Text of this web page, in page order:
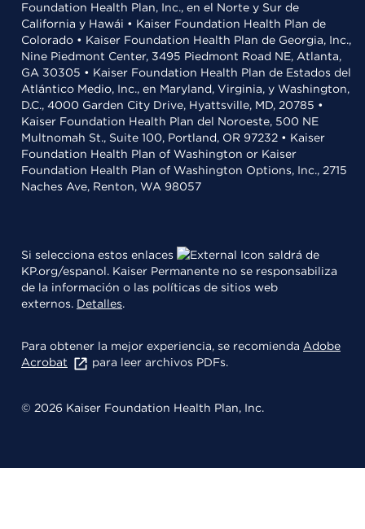
Foundation Health Plan, Inc., en el Norte y Sur de
California y Hawái • Kaiser Foundation Health Plan de
Colorado • Kaiser Foundation Health Plan de Georgia, Inc.,
Nine Piedmont Center, 3495 Piedmont Road NE, Atlanta,
GA 30305 • Kaiser Foundation Health Plan de Estados del
Atlántico Medio, Inc., en Maryland, Virginia, y Washington,
D.C., 4000 Garden City Drive, Hyattsville, MD, 20785 •
Kaiser Foundation Health Plan del Noroeste, 500 NE
Multnomah St., Suite 100, Portland, OR 97232 • Kaiser
Foundation Health Plan of Washington or Kaiser
Foundation Health Plan of Washington Options, Inc., 2715
Naches Ave, Renton, WA 98057
Si selecciona estos enlaces
saldrá de
KP.org/espanol. Kaiser Permanente no se responsabiliza
de la información o las políticas de sitios web
externos. Detalles.
Para obtener la mejor experiencia, se recomienda Adobe
Acrobat
para leer archivos PDFs.
© 2026 Kaiser Foundation Health Plan, Inc.